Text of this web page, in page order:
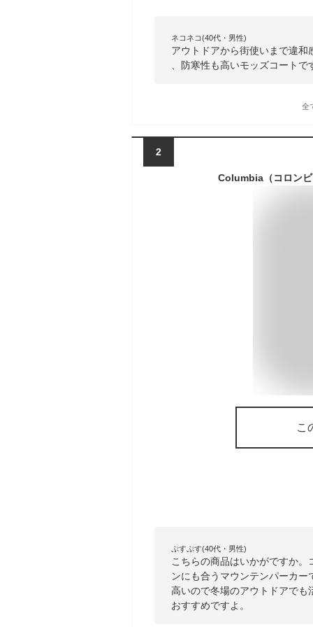
ネコネコ(40代・男性)
アウトドアから街使いまで違
、防寒性も高いモッズコートで
全
2
こ
ぷすぷす(40代・男性)
こちらの商品はいかがですか
ンにも合うマウンテンパーカ
高いので冬場のアウトドアで
おすすめですよ。